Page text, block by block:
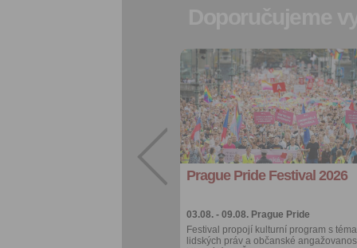
Prague Pride Festival 2026
03.08. - 09.08. Prague Pride
Festival propojí kulturní program s
lidských práv a občanské
Přidat do
oblíbených
Sdílet:
Facebook
export do
kalendáře
Více výhod pro